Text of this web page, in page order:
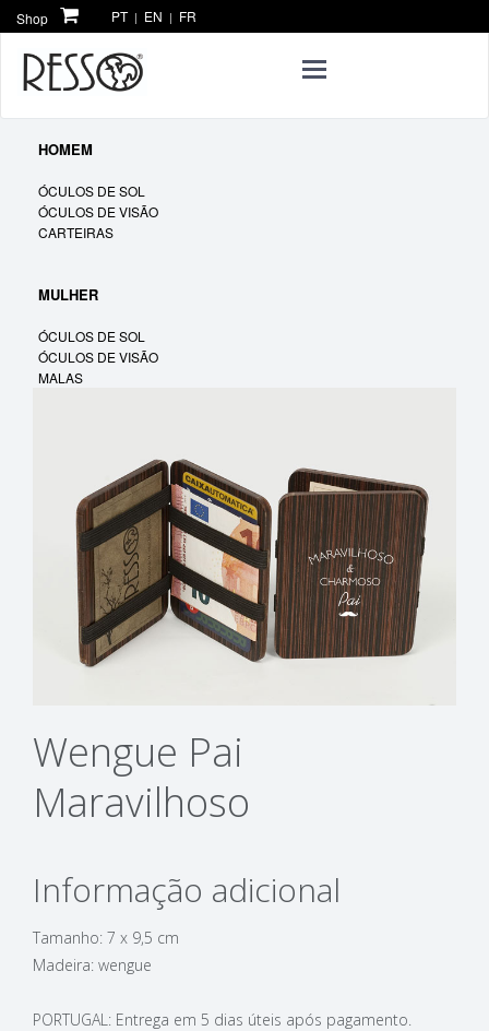
Shop PT| EN | FR
HOMEM
ÓCULOS DE SOL
ÓCULOS DE VISÃO
CARTEIRAS
MULHER
ÓCULOS DE SOL
ÓCULOS DE VISÃO
MALAS
Wengue Pai
Maravilhoso
Informação adicional
Tamanho: 7 x 9,5 cm
Madeira: wengue
PORTUGAL: Entrega em 5 dias úteis após pagamento.